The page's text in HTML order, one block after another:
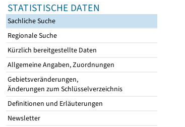
STATISTISCHE DATEN
Sachliche Suche
Regionale Suche
Kürzlich bereitgestellte Daten
Allgemeine Angaben, Zuordnungen
Gebietsveränderungen,
Änderungen zum Schlüsselverzeichnis
Definitionen und Erläuterungen
Newsletter